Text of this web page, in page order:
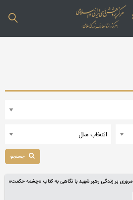
مروری بر زندگی رهبر شهید با نگاهی به کتاب «چشمه حکمت»